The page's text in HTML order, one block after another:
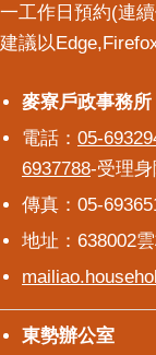
一工作日預約(連
建議以
麥寮戶政事務所
麥寮戶政事務所
電話： 05-
6937788-受理
傳真：05-
地址：638002
東勢辦公室
東勢辦公室